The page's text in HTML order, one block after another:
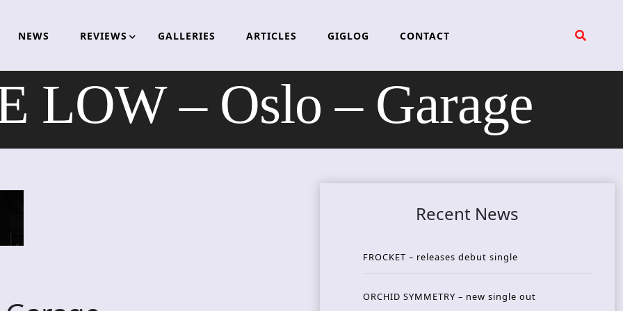
NEWS REVIEWS GALLERIES ARTICLES GIGLOG CONTACT
LOW – Oslo – Garage
Recent News
FROCKET – releases debut single
ORCHID SYMMETRY – new single out